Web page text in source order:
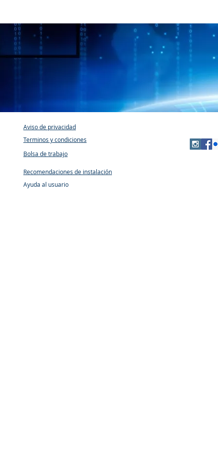
Aviso de privacidad
Terminos y condiciones
Bolsa de trabajo
Recomendaciones de instalación
Ayuda al usuario